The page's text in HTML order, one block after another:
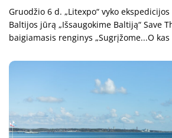
Gruodžio 6 d. „Litexpo“ vyko
Baltijos jūrą „Išsaugokime Baltiją“ Save
baigiamasis renginys „Sugrįžome...O
gamtai ir...